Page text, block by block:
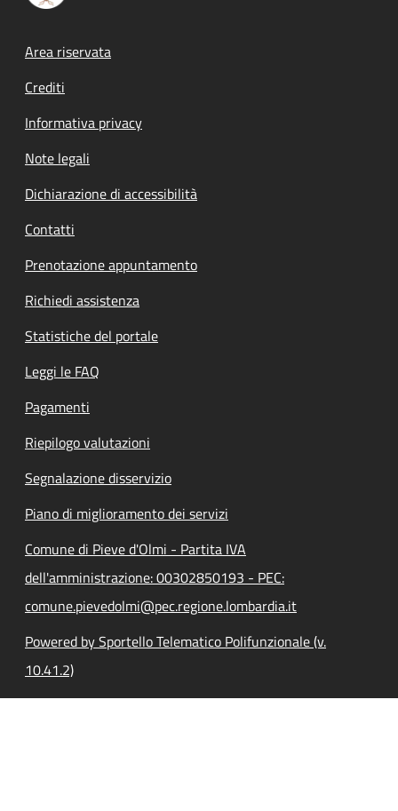
Footer menu
Area riservata
Crediti
Informativa privacy
Note legali
Dichiarazione di accessibilità
Contatti
Prenotazione appuntamento
Richiedi assistenza
Statistiche del portale
Leggi le FAQ
Pagamenti
Riepilogo valutazioni
Segnalazione disservizio
Piano di miglioramento dei servizi
Comune di Pieve d'Olmi - Partita IVA
dell'amministrazione: 00302850193 - PEC:
comune.pievedolmi@pec.regione.lombardia.it
Powered by Sportello Telematico Polifunzionale (v.
10.41.2)